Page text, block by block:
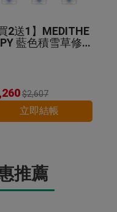
買2送1】MEDITHE
藍色積雪草修
$2,607
立即結帳
推薦